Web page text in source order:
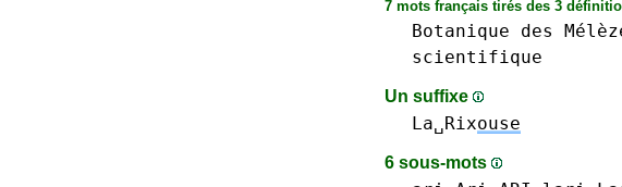
7 mots français tirés des 3
Botanique des
scientifique
Un suffixe
La␣Rixouse
6 sous-mots